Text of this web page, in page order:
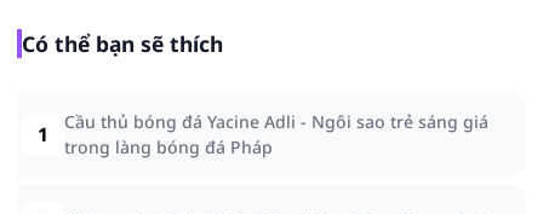
Có thể bạn sẽ thích
1
Cầu thủ bóng đá Yacine Adli - Ngôi sao trẻ sáng giá
trong làng bóng đá Pháp